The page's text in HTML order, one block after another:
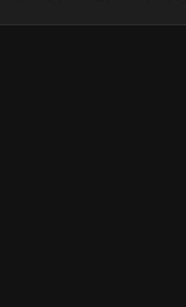
una cena especial en su
trabajos y